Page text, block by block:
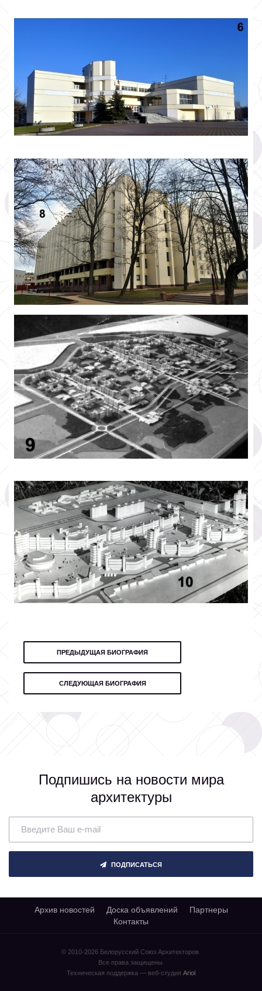
ПРЕДЫДУЩАЯ БИОГРАФИЯ
СЛЕДУЮЩАЯ БИОГРАФИЯ
Подпишись на новости мира
архитектуры
ПОДПИСАТЬСЯ
Архив новостей Доска объявлений
Партнеры
Контакты
© 2010-2026 Белорусский Союз Архитекторов.
Все права защищены.
Техническая поддержка — веб-студия Ariol